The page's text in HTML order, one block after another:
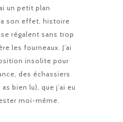
un petit plan
son effet, histoire
régalent sans trop
les fourneaux. J’ai
insolite pour
des échassiers
bien lu), que j’ai eu
moi-même.